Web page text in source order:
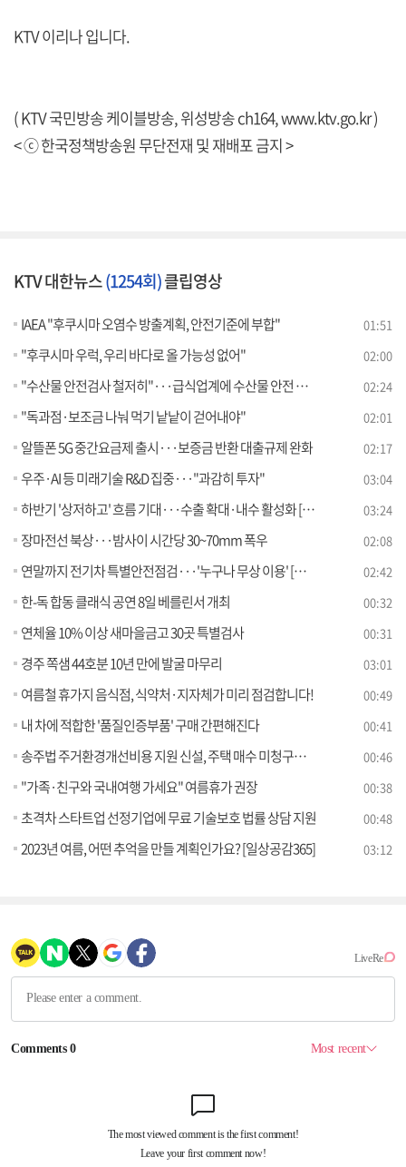
KTV 이리나 입니다.
( KTV 국민방송 케이블방송, 위성방송 ch164,www.ktv.go.kr)
< ⓒ 한국정책방송원 무단전재 및 재배포 금지 >
KTV 대한뉴스(1254회)클립영상
IAEA "후쿠시마 오염수 방출계획, 안전기준에 부합" 01:51
"후쿠시마 우럭, 우리 바다로 올 가능성 없어" 02:00
"수산물 안전검사 철저히"···급식업계에 수산물 안전 홍보 02:24
"독과점·보조금 나눠 먹기 낱낱이 걷어내야" 02:01
알뜰폰 5G 중간요금제 출시···보증금 반환 대출규제 완화 02:17
우주·AI 등 미래기술 R&D 집중···"과감히 투자" 03:04
하반기 '상저하고' 흐름 기대···수출 확대·내수 활성화 [뉴스의 맥] 03:24
장마전선 북상···밤사이 시간당 30~70mm 폭우 02:08
연말까지 전기차 특별안전점검···'누구나 무상 이용' [정책현장+] 02:42
한-독 합동 클래식 공연 8일 베를린서 개최 00:32
연체율 10% 이상 새마을금고 30곳 특별검사 00:31
경주 쪽샘 44호분 10년 만에 발굴 마무리 03:01
여름철 휴가지 음식점, 식약처·지자체가 미리 점검합니다! 00:49
내 차에 적합한 '품질인증부품' 구매 간편해진다 00:41
송주법 주거환경개선비용 지원 신설, 주택 매수 미청구자 선택의 폭 확대 00:46
"가족·친구와 국내여행 가세요" 여름휴가 권장 00:38
초격차 스타트업 선정기업에 무료 기술보호 법률 상담 지원 00:48
2023년 여름, 어떤 추억을 만들 계획인가요? [일상공감365] 03:12